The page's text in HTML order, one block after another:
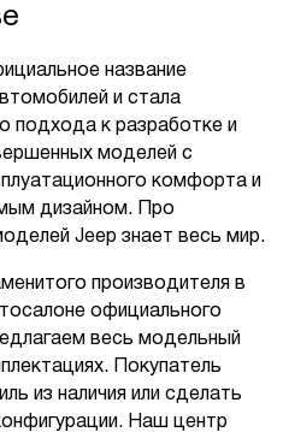
название
и стала
подхода к разработке и
моделей с
комфорта и
дизайном. Про
Jeep знает весь мир.
производителя в
официального
весь модельный
Покупатель
из наличия или сделать
Наш центр